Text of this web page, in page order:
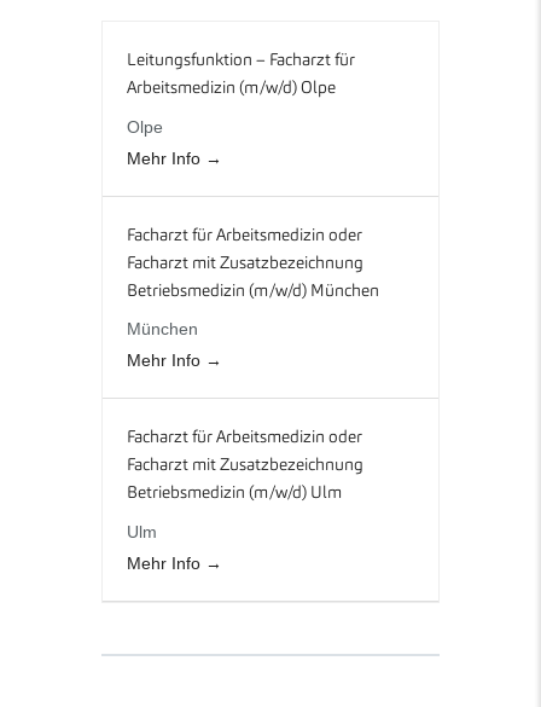
Leitungsfunktion – Facharzt für
Arbeitsmedizin (m/w/d) Olpe
Olpe
Mehr Info
Facharzt für Arbeitsmedizin oder
Facharzt mit Zusatzbezeichnung
Betriebsmedizin (m/w/d) München
München
Mehr Info
Facharzt für Arbeitsmedizin oder
Facharzt mit Zusatzbezeichnung
Betriebsmedizin (m/w/d) Ulm
Ulm
Mehr Info